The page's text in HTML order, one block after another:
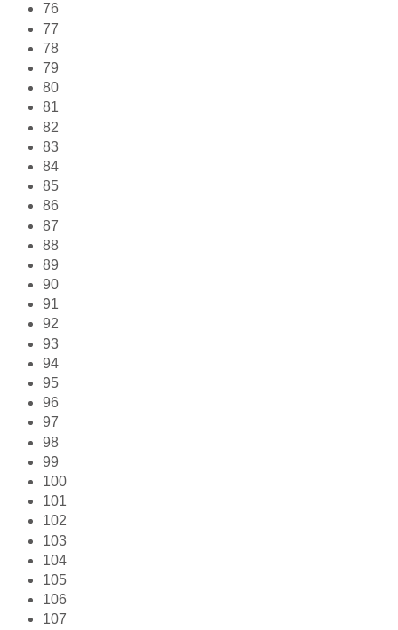
76
77
78
79
80
81
82
83
84
85
86
87
88
89
90
91
92
93
94
95
96
97
98
99
100
101
102
103
104
105
106
107